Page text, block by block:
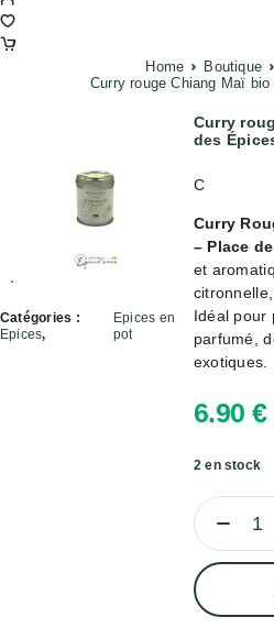
Home Boutique
Curry rouge Chiang Maï
Catégories :
Epices,
Epices en
pot
Curry
des
C
Curry
– Place
et
Idéal pour
parfumé,
exotiques.
6.90€
2 en stock